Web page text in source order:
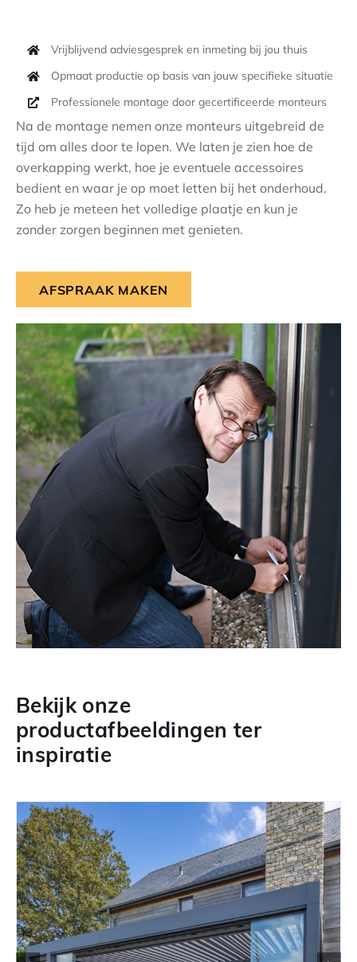
Vrijblijvend adviesgesprek en inmeting bij jou thuis
Opmaat productie op basis van jouw specifieke situatie
Professionele montage door gecertificeerde monteurs
Na de montage nemen onze monteurs uitgebreid de
tijd om alles door te lopen. We laten je zien hoe de
overkapping werkt, hoe je eventuele accessoires
bedient en waar je op moet letten bij het onderhoud.
Zo heb je meteen het volledige plaatje en kun je
zonder zorgen beginnen met genieten.
AFSPRAAK MAKEN
Bekijk onze
productafbeeldingen ter
inspiratie